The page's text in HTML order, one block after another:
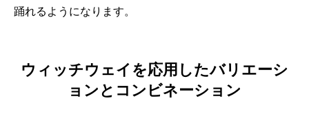
踊れるようになります。
ウィッチウェイを応用したバリエーシ
ョンとコンビネーション